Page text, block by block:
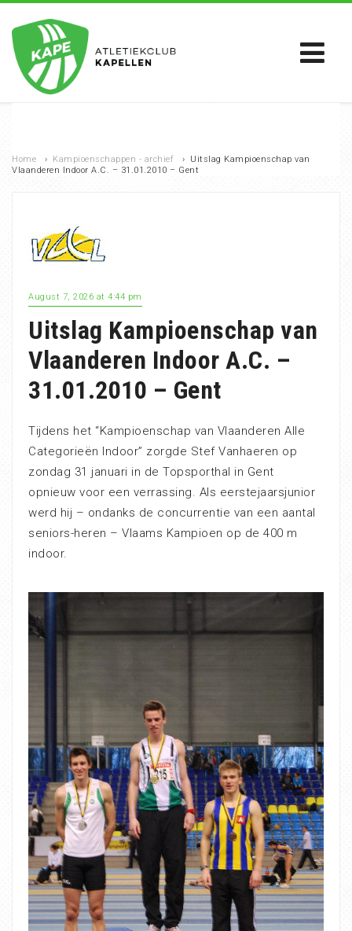
Home › Kampioenschappen - archief › Uitslag Kampioenschap van
Vlaanderen Indoor A.C. – 31.01.2010 – Gent
August 7, 2026 at 4:44 pm
Uitslag Kampioenschap van
Vlaanderen Indoor A.C. –
31.01.2010 – Gent
Tijdens het “Kampioenschap van Vlaanderen Alle
Categorieën Indoor” zorgde Stef Vanhaeren op
zondag 31 januari in de Topsporthal in Gent
opnieuw voor een verrassing. Als eerstejaarsjunior
werd hij – ondanks de concurrentie van een aantal
seniors-heren – Vlaams Kampioen op de 400 m
indoor.